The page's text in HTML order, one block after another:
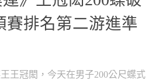
賽排名第二游進準
王冠閎，今天在男子200公尺蝶式